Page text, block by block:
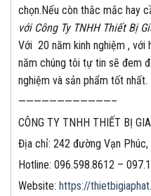
chọn.Nếu còn thắc mắc hay
với Công Ty TNHH Thiết Bị
Với 20 năm kinh nghiệm , với
năm chúng tôi tự tin sẽ đem
nghiệm và sản phẩm tốt nhất.
————————————–
CÔNG TY TNHH THIẾT BỊ
Địa chỉ: 242 đường Vạn
Hotline: 096.598.8612 –
Website: https://